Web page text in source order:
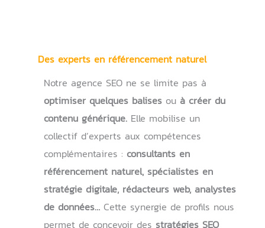
Des experts en référencement naturel
Notre agence SEO ne se limite pas à
optimiser quelques balises ou à créer du
contenu générique. Elle mobilise un
collectif d’experts aux compétences
complémentaires : consultants en
référencement naturel, spécialistes en
stratégie digitale, rédacteurs web, analystes
de données… Cette synergie de profils nous
permet de concevoir des stratégies SEO